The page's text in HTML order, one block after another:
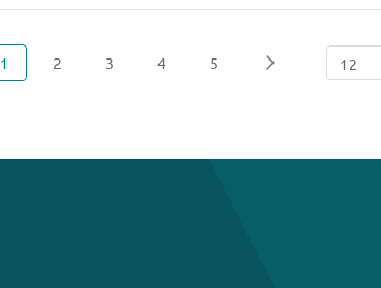
您当前正在阅读页
1 页面
2 页面
3 页面
4 页面
5 页面
下一页